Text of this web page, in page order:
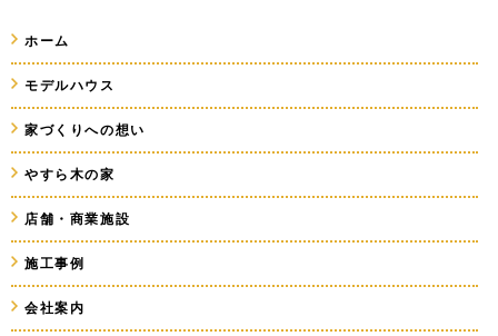
ホーム
モデルハウス
家づくりへの想い
やすら木の家
店舗・商業施設
施工事例
会社案内